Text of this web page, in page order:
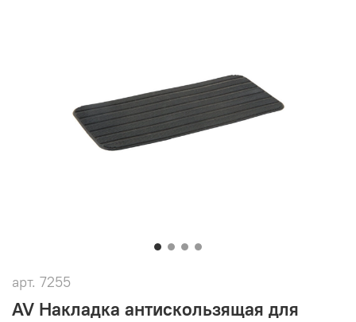
арт. 7255
AV Накладка антискользящая для